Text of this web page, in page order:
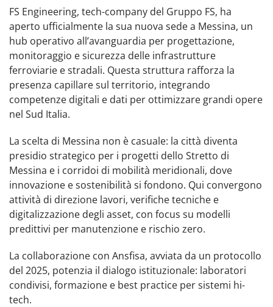
FS Engineering, tech-company del Gruppo FS, ha
aperto ufficialmente la sua nuova sede a Messina, un
hub operativo all’avanguardia per progettazione,
monitoraggio e sicurezza delle infrastrutture
ferroviarie e stradali. Questa struttura rafforza la
presenza capillare sul territorio, integrando
competenze digitali e dati per ottimizzare grandi opere
nel Sud Italia.
La scelta di Messina non è casuale: la città diventa
presidio strategico per i progetti dello Stretto di
Messina e i corridoi di mobilità meridionali, dove
innovazione e sostenibilità si fondono. Qui convergono
attività di direzione lavori, verifiche tecniche e
digitalizzazione degli asset, con focus su modelli
predittivi per manutenzione e rischio zero.
La collaborazione con Ansfisa, avviata da un protocollo
del 2025, potenzia il dialogo istituzionale: laboratori
condivisi, formazione e best practice per sistemi hi-
tech.